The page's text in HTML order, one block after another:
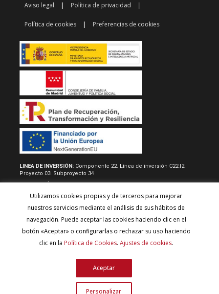
Utilizamos cookies propias y de terceros para mejorar
nuestros servicios mediante el análisis de sus hábitos de
navegación. Puede aceptar las cookies haciendo clic en el
botón «Aceptar» o configurarlas o rechazar su uso haciendo
clic en la Política de Cookies. Ajustes de cookies.
Personalizar
Aceptar
Aviso legal Política de privacidad
Política de cookies Preferencias de cookies
LINEA DE INVERSIÓN: Componente 22. Línea de inversión C22.I2.
Proyecto 03. Subproyecto 34
RESOLUCIÓN/REAL DECRETO:Acuerdo de 22 de junio de 2022, del
consejo de gobierno, por la que se aprueban las normas
reguladoras y la convocatoria del procedimiento de concesión
directa de subvenciones destinadas a desarrollar proyectos de
atención centrado en la persona y para la adquisión de
equipamineto técnico y tecnológico de los centros de servicios
sociales y de las entidades del tercer sector, con cargo al plan de
recuperación, transformación y resiliencia (Financiado por la Unión